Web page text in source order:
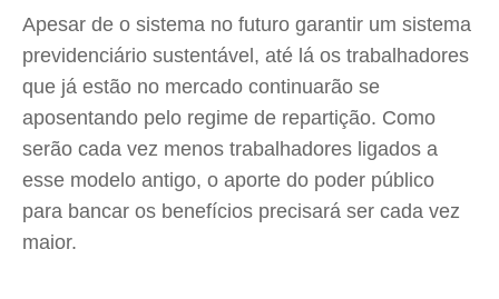
Apesar de o sistema no futuro garantir um sistema
previdenciário sustentável, até lá os trabalhadores
que já estão no mercado continuarão se
aposentando pelo regime de repartição. Como
serão cada vez menos trabalhadores ligados a
esse modelo antigo, o aporte do poder público
para bancar os benefícios precisará ser cada vez
maior.